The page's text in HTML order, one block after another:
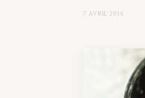
7 AVRIL 2016